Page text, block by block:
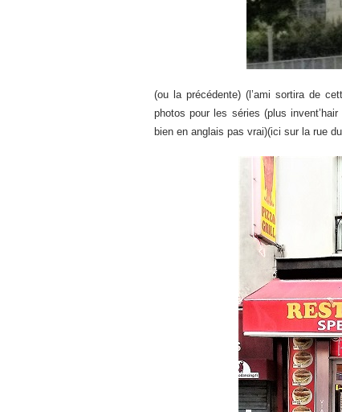
(ou la précédente) (l’ami sortira de
photos pour les séries (plus
bien en anglais pas vrai)(ici sur la rue